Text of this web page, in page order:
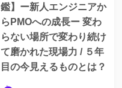
鑑】ー新人エンジニアか
らPMOへの成長ー 変わ
らない場所で変わり続け
て磨かれた現場力 / ５年
目の今見えるものとは？